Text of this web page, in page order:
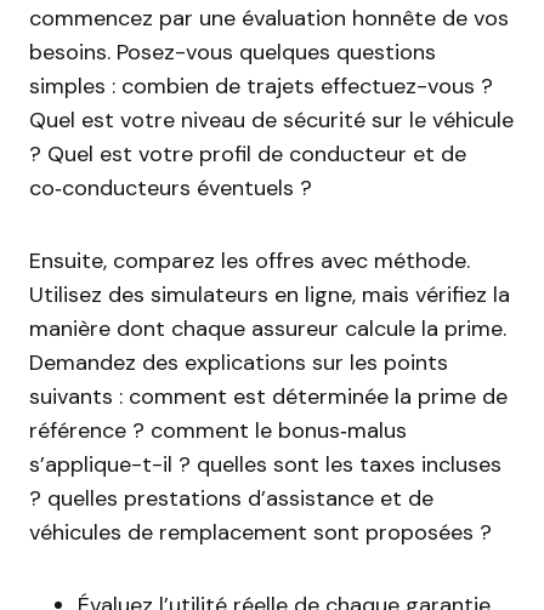
commencez par une évaluation honnête de vos
besoins. Posez-vous quelques questions
simples : combien de trajets effectuez-vous ?
Quel est votre niveau de sécurité sur le véhicule
? Quel est votre profil de conducteur et de
co‑conducteurs éventuels ?
Ensuite, comparez les offres avec méthode.
Utilisez des simulateurs en ligne, mais vérifiez la
manière dont chaque assureur calcule la prime.
Demandez des explications sur les points
suivants : comment est déterminée la prime de
référence ? comment le bonus‑malus
s’applique-t-il ? quelles sont les taxes incluses
? quelles prestations d’assistance et de
véhicules de remplacement sont proposées ?